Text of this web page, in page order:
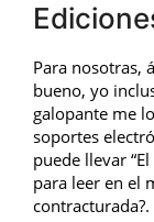
Para nosotras,
bueno, yo
galopante me
soportes
puede llevar
para leer en el